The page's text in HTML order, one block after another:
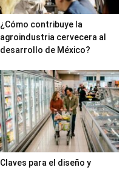
¿Cómo contribuye la
agroindustria cervecera al
desarrollo de México?
Claves para el diseño y